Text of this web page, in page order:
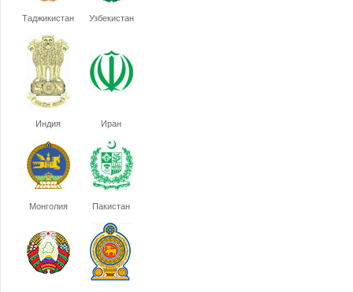
Таджикистан Узбекистан
Индия Иран
Монголия Пакистан